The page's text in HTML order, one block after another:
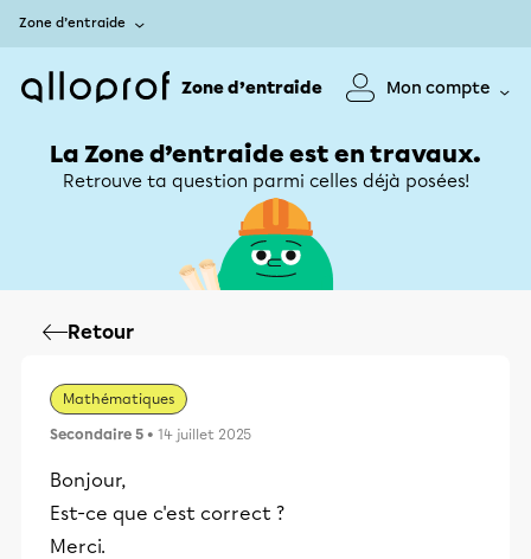
Zone d’entraide
Zone d’entraide Mon compte
La Zone d’entraide est en travaux.
Retrouve ta question parmi celles déjà posées!
Retour
Mathématiques
Secondaire 5 • 14 juillet 2025
Bonjour,
Est-ce que c'est correct ?
Merci.